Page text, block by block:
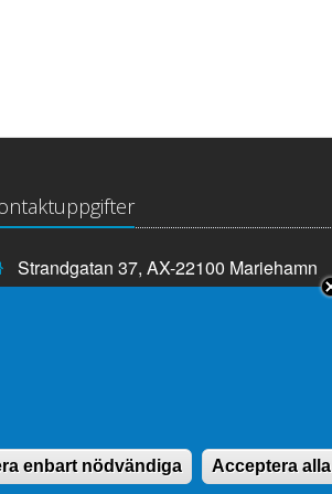
Strandgatan 37, AX-22100 Mariehamn
enbart nödvändiga Acceptera alla